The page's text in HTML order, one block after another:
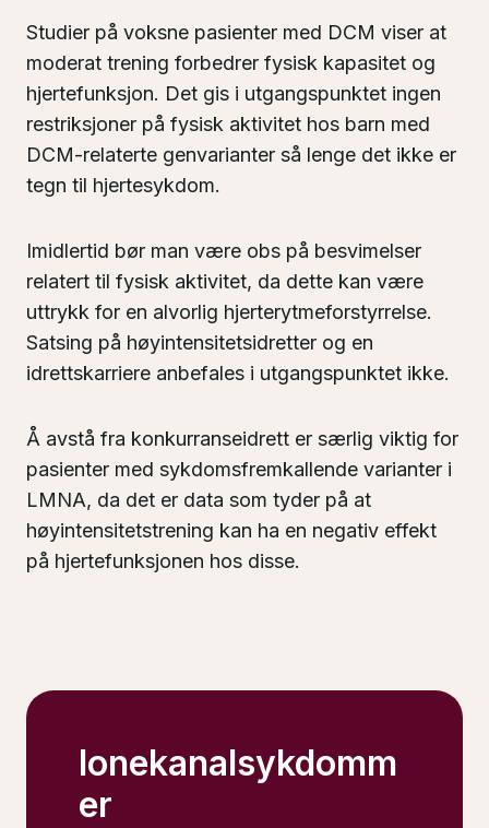
Studier på voksne pasienter med DCM viser at
moderat trening forbedrer fysisk kapasitet og
hjertefunksjon. Det gis i utgangspunktet ingen
restriksjoner på fysisk aktivitet hos barn med
DCM-relaterte genvarianter så lenge det ikke er
tegn til hjertesykdom.
Imidlertid bør man være obs på besvimelser
relatert til fysisk aktivitet, da dette kan være
uttrykk for en alvorlig hjerterytmeforstyrrelse.
Satsing på høyintensitetsidretter og en
idrettskarriere anbefales i utgangspunktet ikke.
Å avstå fra konkurranseidrett er særlig viktig for
pasienter med sykdomsfremkallende varianter i
LMNA, da det er data som tyder på at
høyintensitetstrening kan ha en negativ effekt
på hjertefunksjonen hos disse.
Ionekanalsykdomm
er